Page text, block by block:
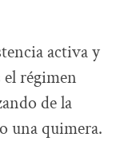
activa y
régimen
de la
una quimera.